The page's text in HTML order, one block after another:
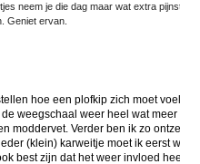
neem je die dag maar wat extra
Geniet ervan.
hoe een plofkip zich moet
weegschaal weer heel wat meer
moddervet. Verder ben ik zo
(klein) karweitje moet ik eerst
best zijn dat het weer invloed heeft.